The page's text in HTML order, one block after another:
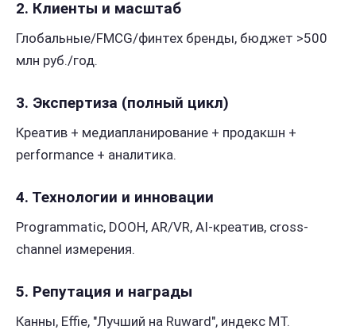
2. Клиенты и масштаб
Глобальные/FMCG/финтех бренды, бюджет >500
млн руб./год.
3. Экспертиза (полный цикл)
Креатив + медиапланирование + продакшн +
performance + аналитика.
4. Технологии и инновации
Programmatic, DOOH, AR/VR, AI-креатив, cross-
channel измерения.
5. Репутация и награды
Канны, Effie, "Лучший на Ruward", индекс МТ.